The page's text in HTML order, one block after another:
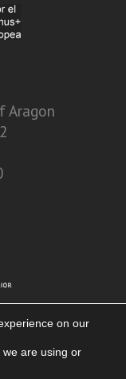
Aragon
on our
are using or